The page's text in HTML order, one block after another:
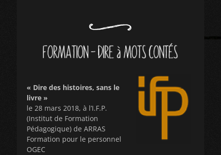
« Dire des histoires, sans le
livre »
le 28 mars 2018, à l’I.F.P.
(Institut de Formation
Pédagogique) de ARRAS
Formation pour le personnel
OGEC